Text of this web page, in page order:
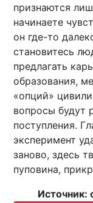
признаются
начинаете
он где-то
становитесь
предлагать
образования,
«опций»
вопросы будут
поступления.
эксперимент
заново, здесь
пуповина,
Источник: